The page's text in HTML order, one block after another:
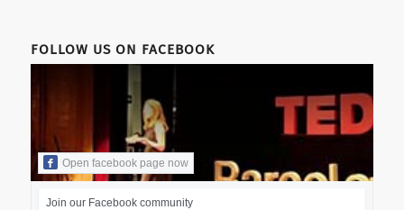
FOLLOW US ON FACEBOOK
Open facebook page now
Join our Facebook community